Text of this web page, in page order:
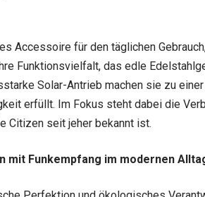
Accessoire für den täglichen
Funktionsvielfalt, das edle
Solar-Antrieb machen sie zu einer
erfüllt. Im Fokus steht dabei die
Citizen seit jeher bekannt ist.
mit Funkempfang im modernen